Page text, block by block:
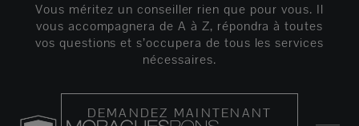
Vous méritez un conseiller rien que pour vous. Il
vous accompagnera de A à Z, répondra à toutes
vos questions et s’occupera de tous les services
nécessaires.
DEMANDEZ MAINTENANT